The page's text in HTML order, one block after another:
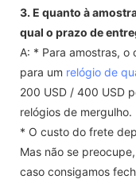
3. E quanto à
qual o prazo de
A: * Para amostras,
para um relógio de
200 USD / 400 USD
relógios de mergulho.
* O custo do frete
Mas não se
caso consigamos